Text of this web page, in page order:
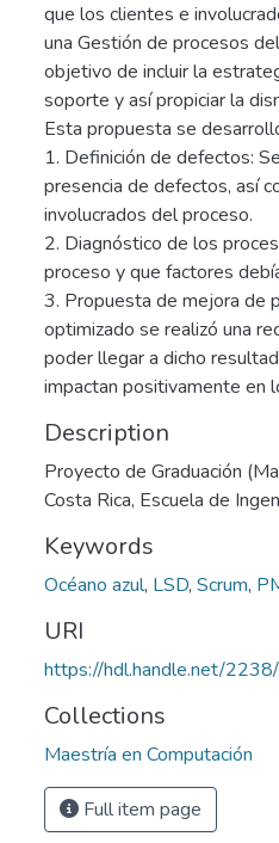
que los clientes e
una Gestión de procesos
objetivo de incluir la
soporte y así propiciar la
Esta propuesta se
1. Definición de defectos:
presencia de defectos, así
involucrados del proceso.
2. Diagnóstico de los
proceso y que factores
3. Propuesta de mejora de
optimizado se realizó una
poder llegar a dicho
impactan positivamente en
Description
Proyecto de Graduación
Costa Rica, Escuela de
Keywords
Océano azul, LSD, Scrum,
URI
https://hdl.handle.net/
Collections
Maestría en Computación
Full item page